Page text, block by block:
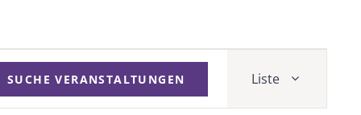
SUCHE VERANSTALTUNGEN Liste